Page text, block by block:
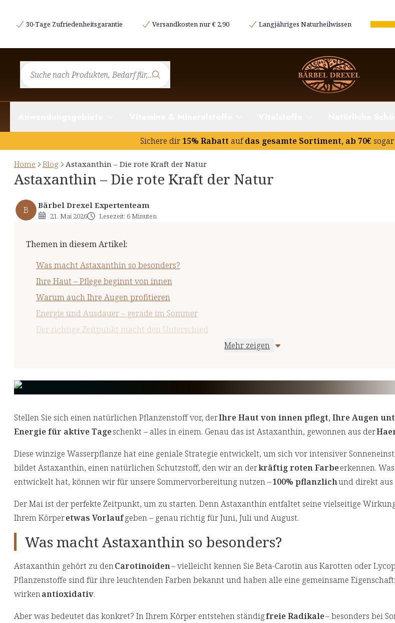
30-Tage Zufriedenheitsgarantie Versandkosten nur € 2,90 Langjähriges Naturheilwissen
Sichere dir 15% Rabatt aufdas gesamte Sortiment, ab 70€ sogar
Home Blog Astaxanthin – Die rote Kraft der Natur
Astaxanthin – Die rote Kraft der Natur
B Bärbel Drexel Expertenteam
21. Mai 2026 Lesezeit: 6 Minuten
Themen in diesem Artikel:
Was macht Astaxanthin so besonders?
Ihre Haut – Pflege beginnt von innen
Warum auch Ihre Augen profitieren
Energie und Ausdauer – gerade im Sommer
Der richtige Zeitpunkt macht den Unterschied
Mehr zeigen
Was macht Astaxanthin so besonders?
Energie und Ausdauer – gerade im Sommer
Der richtige Zeitpunkt macht den Unterschied
Auf einen Blick: Ihre Vorteile
Stellen Sie sich einen natürlichen Pflanzenstoff vor, derIhre Haut von innen pflegt, Ihre Augen
Energie für aktive Tageschenkt – alles in einem. Genau das ist Astaxanthin, gewonnen aus der
Diese winzige Wasserpflanze hat eine geniale Strategie entwickelt, um sich vor intensiver
bildet Astaxanthin, einen natürlichen Schutzstoff, den wir an derkräftig roten Farbeerkennen.
entwickelt hat, können wir für unsere Sommervorbereitung nutzen –100% pflanzlichund direkt aus
Der Mai ist der perfekte Zeitpunkt, um zu starten. Denn Astaxanthin entfaltet seine vielseitige
Ihrem Körperetwas Vorlaufgeben – genau richtig für Juni, Juli und August.
Was macht Astaxanthin so besonders?
Astaxanthin gehört zu denCarotinoiden– vielleicht kennen Sie Beta-Carotin aus Karotten oder
Pflanzenstoffe sind für ihre leuchtenden Farben bekannt und haben alle eine gemeinsame
wirkenantioxidativ.
Aber was bedeutet das konkret? In Ihrem Körper entstehen ständigfreie Radikale– besonders bei